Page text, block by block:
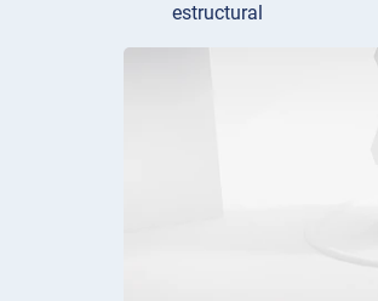
estructural